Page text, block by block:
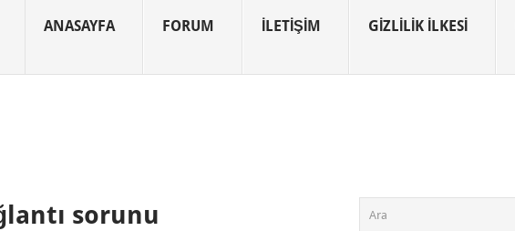
ANASAYFA FORUM İLETIŞIM GIZLILIK İLKESI
sorunu